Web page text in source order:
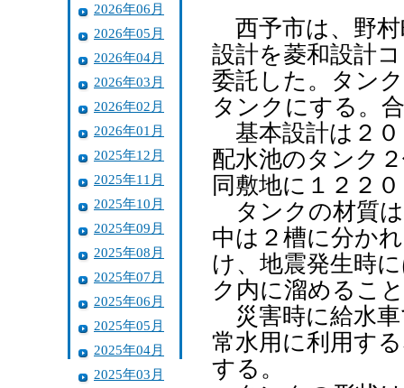
2026年06月
2026年05月
2026年04月
2026年03月
2026年02月
2026年01月
2025年12月
2025年11月
2025年10月
2025年09月
2025年08月
2025年07月
2025年06月
2025年05月
2025年04月
2025年03月
西予市は、野村
設計を菱和設計
委託した。タン
タンクにする。
基本設計は２０
配水池のタンク
同敷地に１２２
タンクの材質
中は２槽に分か
け、地震発生時
ク内に溜めるこ
災害時に給水
常水用に利用す
する。